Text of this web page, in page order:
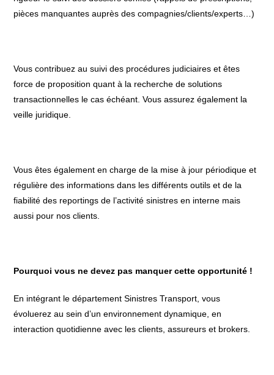
pièces manquantes auprès des compagnies/clients/experts…)
Vous contribuez au suivi des procédures judiciaires et êtes
force de proposition quant à la recherche de solutions
transactionnelles le cas échéant. Vous assurez également la
veille juridique.
Vous êtes également en charge de la mise à jour périodique et
régulière des informations dans les différents outils et de la
fiabilité des reportings de l’activité sinistres en interne mais
aussi pour nos clients.
Pourquoi vous ne devez pas manquer cette opportunité !
En intégrant le département Sinistres Transport, vous
évoluerez au sein d’un environnement dynamique, en
interaction quotidienne avec les clients, assureurs et brokers.